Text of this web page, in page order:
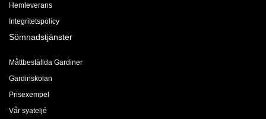
Hemleverans
Integritetspolicy
Sömnadstjänster
Måttbeställda Gardiner
Gardinskolan
Prisexempel
Vår syateljé